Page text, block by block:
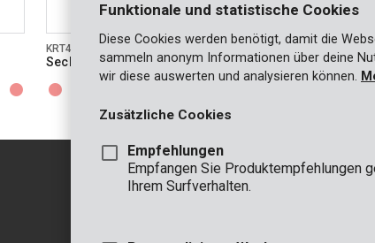
KRT408101
Sechskantschlüssel 1,5-8 - 8 St.
KONTAKT
INFO
Funktionale und statistische Cookies
Diese Cookies werden benötigt, damit die
sammeln anonym Informationen über deine
wir diese auswerten und analysieren können.
Zusätzliche Cookies
Empfehlungen
Empfangen Sie Produktempfehlungen
Ihrem Surfverhalten.